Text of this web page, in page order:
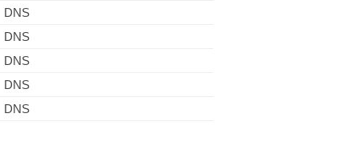
DNS
DNS
DNS
DNS
DNS